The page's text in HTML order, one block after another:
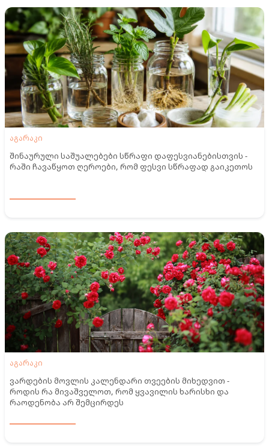
აგარაკი
შინაურული საშუალებები სწრაფი დაფესვიანებისთვის -
რაში ჩავაწყოთ ღეროები, რომ ფესვი სწრაფად გაიკეთოს
აგარაკი
ვარდების მოვლის კალენდარი თვეების მიხედვით -
როდის რა მივაშველოთ, რომ ყვავილის ხარისხი და
რაოდენობა არ შემცირდეს